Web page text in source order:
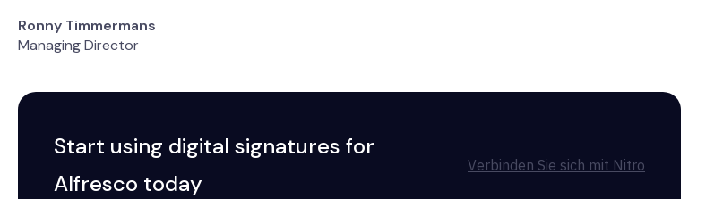
Ronny Timmermans
Managing Director
Start using digital signatures for
Alfresco today
Verbinden Sie sich mit Nitro